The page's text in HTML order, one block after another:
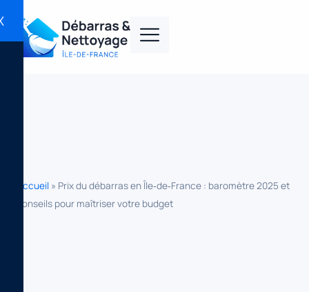
Accueil » Prix du débarras en Île‑de‑France : baromètre 2025 et
conseils pour maîtriser votre budget